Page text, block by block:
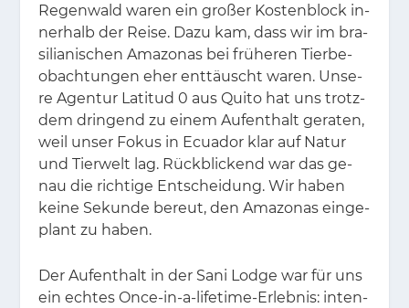
Re­gen­wald wa­ren ein gro­ßer Kos­ten­block in­
ner­halb der Rei­se. Dazu kam, dass wir im bra­
si­lia­ni­schen Ama­zo­nas bei frü­he­ren Tier­be­
ob­ach­tun­gen eher ent­täuscht wa­ren. Un­se­
re Agen­tur La­ti­tud 0 aus Qui­to hat uns trotz­
dem drin­gend zu ei­nem Auf­ent­halt ge­ra­ten,
weil un­ser Fo­kus in Ecua­dor klar auf Na­tur
und Tier­welt lag. Rück­bli­ckend war das ge­
nau die rich­ti­ge Ent­schei­dung. Wir ha­ben
kei­ne Se­kun­de be­reut, den Ama­zo­nas ein­ge­
plant zu ha­ben.
Der Auf­ent­halt in der Sani Lodge war für uns
ein ech­tes Once-in-a-life­time-Er­leb­nis: in­ten­